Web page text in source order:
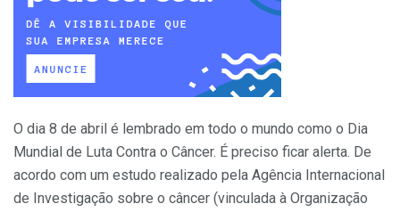
O dia 8 de abril é lembrado em todo o mundo como o Dia
Mundial de Luta Contra o Câncer. É preciso ficar alerta. De
acordo com um estudo realizado pela Agência Internacional
de Investigação sobre o câncer (vinculada à Organização